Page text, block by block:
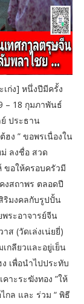
ก่ง] หนึ่งปีมีครั้ง
– 18 กุมภาพันธ์
ประธาน
ง ” ขอพรเนื่องใน
ลงชื่อ สวด
ขอให้ครอบครัวมี
งสถาพร ตลอดปี
ริมงคลกับรูปปั้น
ระอาจารย์จีน
ส (วัดเล่งเน่ยยี่)
กลียวและอยู่เย็น
เพื่อนำไปประทับ
าะระฆังทอง ”ให้
กล และ ร่วม “ พิธี